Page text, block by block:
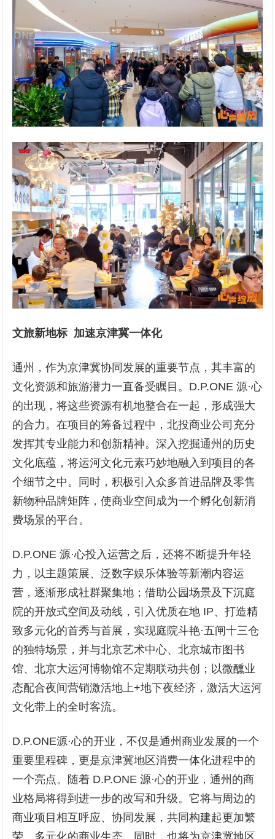
文旅新地标 加速京津冀一体化
通州，作为京津冀协同发展的重要节点，其丰富的
文化资源和旅游潜力一直备受瞩目。D.P.ONE 源·心
的出现，将这些资源有机地整合在一起，形成强大
的合力。在项目的筹备过程中，北投商业公司充分
发挥其专业能力和创新精神。深入挖掘通州的历史
文化底蕴，将运河文化元素巧妙地融入到项目的各
个细节之中。同时，积极引入众多首进品牌及零售
新物种品牌矩阵，使商业空间成为一个孵化创新消
费场景的平台。
D.P.ONE 源·心投入运营之后，还将不断提升年轻
力，以主题策展、泛数字娱乐体验等新潮内容运
营，逐渐形成社群聚集地；借助公园场景及下沉庭
院的开放式空间及动线，引入优质在地 IP、打造精
致多元化的首秀与首展，实现庭院斗艳·五闸十三仓
的独特场景，并与北京艺术中心、北京城市图书
馆、北京大运河博物馆不定期联动共创；以微醺业
态配合夜间营销激活地上+地下夜经济，激活大运河
文化带上的全时客流。
D.P.ONE源·心的开业，不仅是通州商业发展的一个
重要里程碑，更是京津冀地区消费一体化进程中的
一个亮点。随着 D.P.ONE 源·心的开业，通州的商
业格局将得到进一步的改写和升级。它将与周边的
商业项目相互呼应、协同发展，共同构建起更加繁